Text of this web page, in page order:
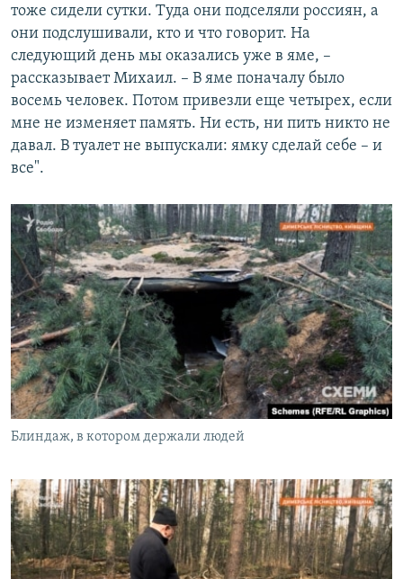
тоже сидели сутки. Туда они подселяли россиян, а
они подслушивали, кто и что говорит. На
следующий день мы оказались уже в яме, –
рассказывает Михаил. – В яме поначалу было
восемь человек. Потом привезли еще четырех, если
мне не изменяет память. Ни есть, ни пить никто не
давал. В туалет не выпускали: ямку сделай себе – и
все".
Блиндаж, в котором держали людей